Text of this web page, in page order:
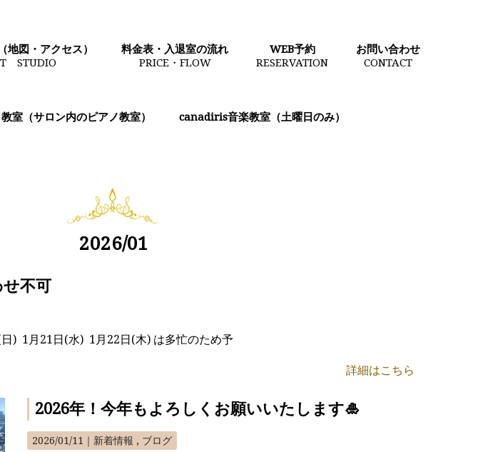
地図・アクセス）
STUDIO
料金表・入退室の流れ
PRICE・FLOW
WEB予約
RESERVATION
お問い合わせ
CONTACT
室（サロン内のピアノ教室） canadiris音楽教室（土曜日のみ）
2026/01
せ不可
) 1月21日(水) 1月22日(木) は多忙のため予
詳細はこちら
2026年！今年もよろしくお願いいたします🎍
2026/01/11｜ 新着情報 ブログ